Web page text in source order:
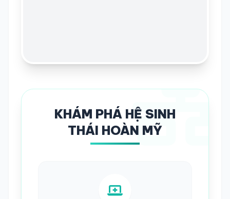
KHÁM PHÁ HỆ SINH
THÁI HOÀN MỸ